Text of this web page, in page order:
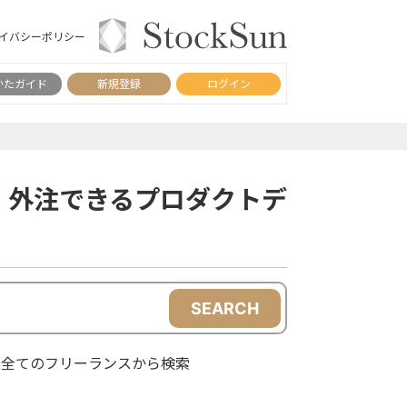
バシーポリシー
たガイド 新規登録 ログイン
注できるプロダクトデ
SEARCH
全てのフリーランスから検索